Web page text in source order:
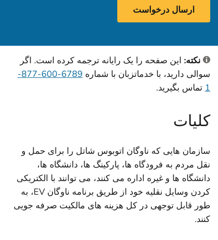
ارسال درخواست
نکته: این صفحه را یک رایانه ترجمه کرده است. اگر
سوالی دارید، با خدماتزبان با شماره
6789-600-877-
1 تماس بگیرید.
کلیات
سازمان هایی که ناوگان اتوبوس شاتل را برای حمل و
نقل مردم به فرودگاه ها، پارکینگ ها، دانشگاه ها،
دانشگاه ها و غیره اداره می کنند، می توانند با الکتریکی
کردن وسایل نقلیه خود از طریق برنامه ناوگان EV، به
طور قابل توجهی در کل هزینه های مالکیت صرفه جویی
کنند.